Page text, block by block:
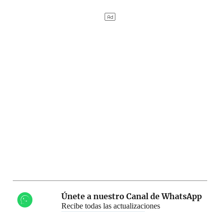
Únete a nuestro Canal de WhatsApp
Recibe todas las actualizaciones